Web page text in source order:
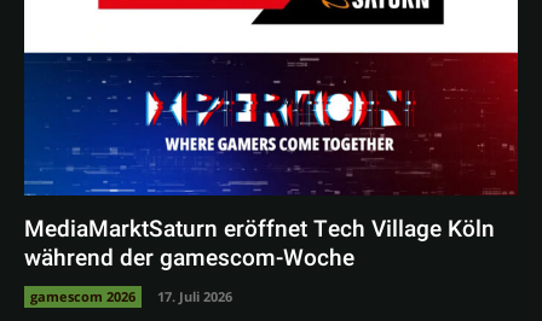
MediaMarktSaturn eröffnet Tech Village Köln
während der gamescom-Woche
gamescom 2026 17. Juli 2026